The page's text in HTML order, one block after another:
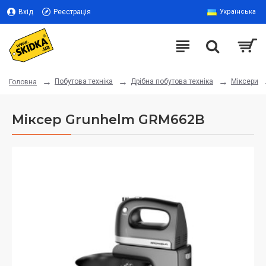
Вхід Реєстрація Українська
Головна Побутова техніка Дрібна побутова техніка Міксери
Міксер Grunhelm GRM662B